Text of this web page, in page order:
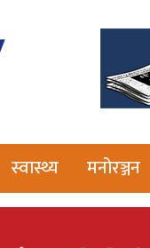
स्वास्थ्य मनोरञ्जन